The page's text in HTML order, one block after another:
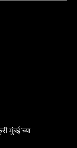
मुंबई’च्या